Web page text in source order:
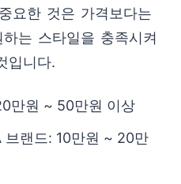
요한 것은 가격보다는
는 스타일을 충족시켜
입니다.
만원 ~ 50만원 이상
브랜드: 10만원 ~ 20만